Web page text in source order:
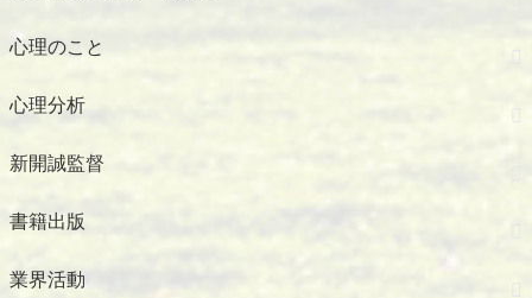
心理のこと
心理分析
新開誠監督
書籍出版
業界活動